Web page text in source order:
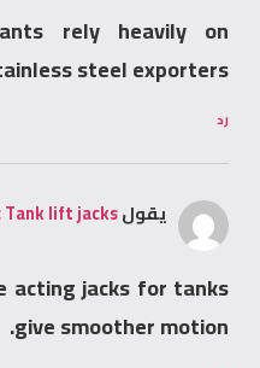
rely heavily on
steel exporters.
يقولTank lift jacks
acting jacks for tanks
give smoother motion.